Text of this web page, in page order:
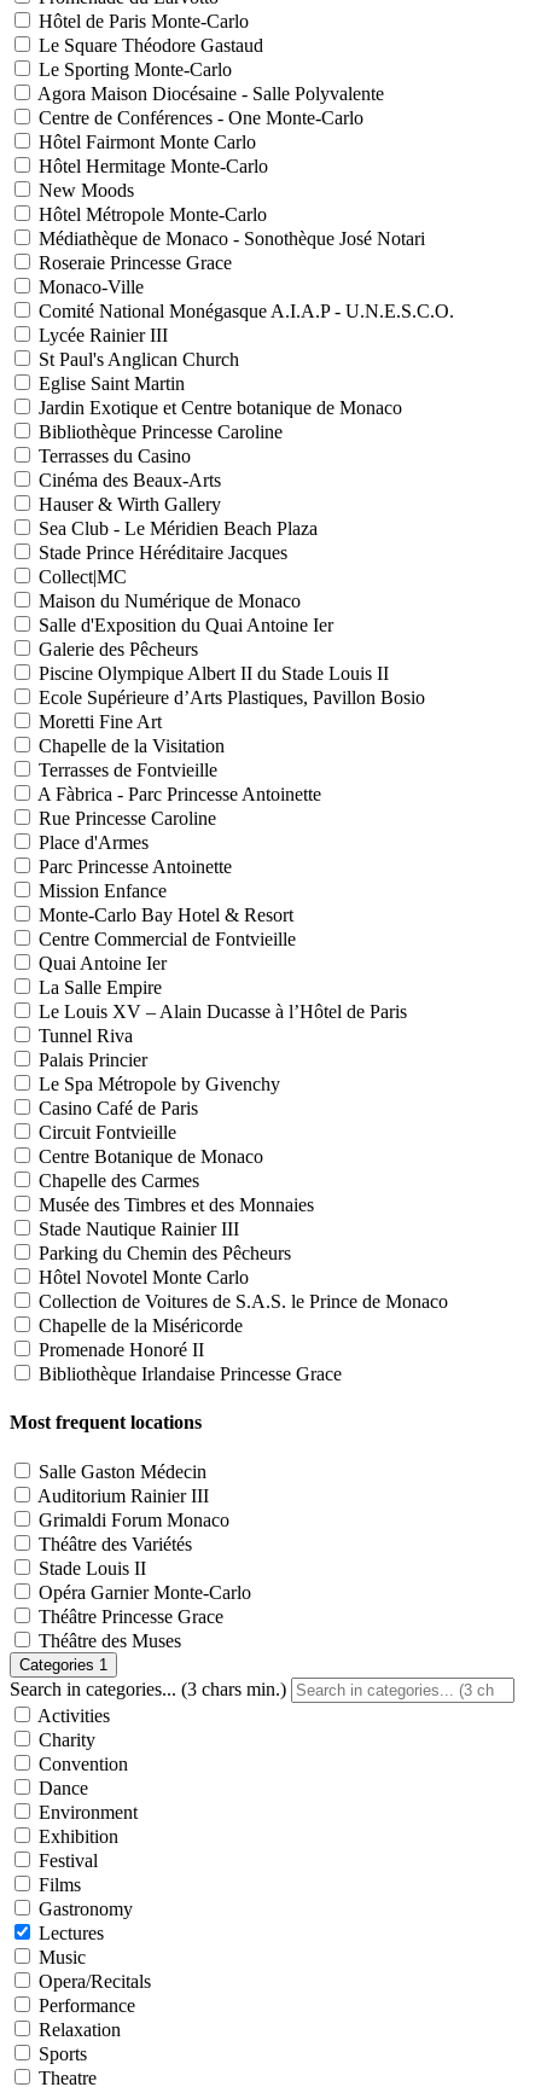
Hôtel de Paris Monte-Carlo
Le Square Théodore Gastaud
Le Sporting Monte-Carlo
Agora Maison Diocésaine - Salle Polyvalente
Centre de Conférences - One Monte-Carlo
Hôtel Fairmont Monte Carlo
Hôtel Hermitage Monte-Carlo
New Moods
Hôtel Métropole Monte-Carlo
Médiathèque de Monaco - Sonothèque José Notari
Roseraie Princesse Grace
Monaco-Ville
Comité National Monégasque A.I.A.P - U.N.E.S.C.O.
Lycée Rainier III
St Paul's Anglican Church
Eglise Saint Martin
Jardin Exotique et Centre botanique de Monaco
Bibliothèque Princesse Caroline
Terrasses du Casino
Cinéma des Beaux-Arts
Hauser & Wirth Gallery
Sea Club - Le Méridien Beach Plaza
Stade Prince Héréditaire Jacques
Collect|MC
Maison du Numérique de Monaco
Salle d'Exposition du Quai Antoine Ier
Galerie des Pêcheurs
Piscine Olympique Albert II du Stade Louis II
Ecole Supérieure d’Arts Plastiques, Pavillon Bosio
Moretti Fine Art
Chapelle de la Visitation
Terrasses de Fontvieille
A Fàbrica - Parc Princesse Antoinette
Rue Princesse Caroline
Place d'Armes
Parc Princesse Antoinette
Mission Enfance
Monte-Carlo Bay Hotel & Resort
Centre Commercial de Fontvieille
Quai Antoine Ier
La Salle Empire
Le Louis XV – Alain Ducasse à l’Hôtel de Paris
Tunnel Riva
Palais Princier
Le Spa Métropole by Givenchy
Casino Café de Paris
Circuit Fontvieille
Centre Botanique de Monaco
Chapelle des Carmes
Musée des Timbres et des Monnaies
Stade Nautique Rainier III
Parking du Chemin des Pêcheurs
Hôtel Novotel Monte Carlo
Collection de Voitures de S.A.S. le Prince de Monaco
Chapelle de la Miséricorde
Promenade Honoré II
Bibliothèque Irlandaise Princesse Grace
Most frequent locations
Salle Gaston Médecin
Auditorium Rainier III
Grimaldi Forum Monaco
Théâtre des Variétés
Stade Louis II
Opéra Garnier Monte-Carlo
Théâtre Princesse Grace
Théâtre des Muses
Categories 1
Search in categories... (3 chars min.)
Activities
Charity
Convention
Dance
Environment
Exhibition
Festival
Films
Gastronomy
Lectures
Music
Opera/Recitals
Performance
Relaxation
Sports
Theatre